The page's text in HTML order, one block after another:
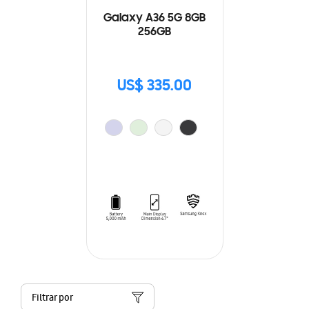
Galaxy A36 5G 8GB
256GB
US$ 335.00
Filtrar por